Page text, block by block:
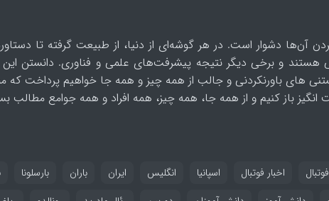
آن‌ها دشوار است. در هر گوشه‌ای از دنیا، از طبیعت گرفته تا
هستند و برخی دیگر نتیجه پیشرفت‌های علمی و فناوری. دانستن
های باورنکردنی و جالب از همه چیز و همه جا خواهیم پرداخت
باز کنیم و از همه جا، همه چیز، همه افراد و همه جوامع مطالب
اخبار فوتبال اسپانیا انگلیس ایران باران بارسلونا